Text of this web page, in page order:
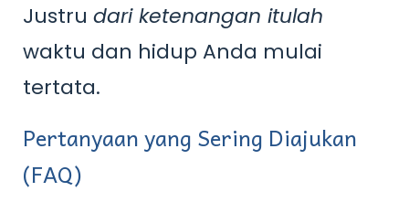
Justru dari ketenangan itulah
waktu dan hidup Anda mulai
tertata.
Pertanyaan yang Sering Diajukan
(FAQ)